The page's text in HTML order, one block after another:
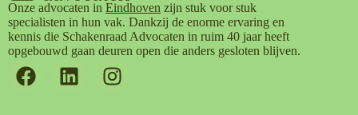
Onze advocaten in Eindhoven zijn stuk voor stuk
specialisten in hun vak. Dankzij de enorme ervaring en
kennis die Schakenraad Advocaten in ruim 40 jaar heeft
opgebouwd gaan deuren open die anders gesloten blijven.